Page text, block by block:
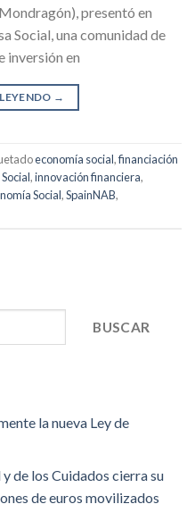
presentó en
Social, una comunidad de
inversión en
→
economía social,financiación
,innovación financiera,
Social,SpainNAB,
BUSCAR
la nueva Ley de
de los Cuidados cierra su
de euros movilizados